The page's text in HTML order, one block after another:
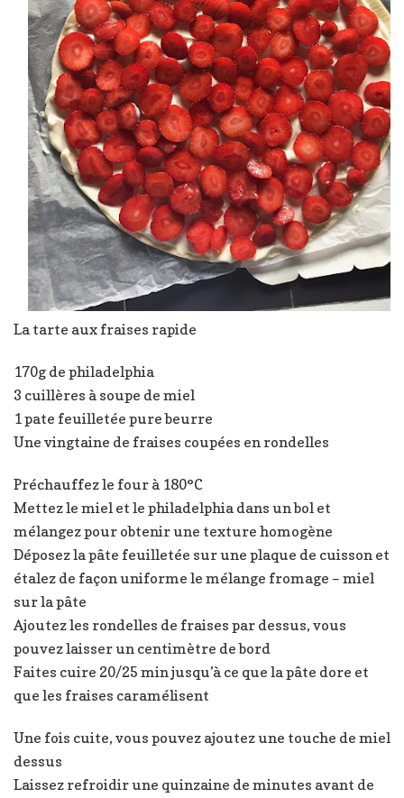
La tarte aux fraises rapide
170g de philadelphia
3 cuillères à soupe de miel
1 pate feuilletée pure beurre
Une vingtaine de fraises coupées en rondelles
Préchauffez le four à 180°C
Mettez le miel et le philadelphia dans un bol et
mélangez pour obtenir une texture homogène
Déposez la pâte feuilletée sur une plaque de cuisson et
étalez de façon uniforme le mélange fromage – miel
sur la pâte
Ajoutez les rondelles de fraises par dessus, vous
pouvez laisser un centimètre de bord
Faites cuire 20/25 min jusqu’à ce que la pâte dore et
que les fraises caramélisent
Une fois cuite, vous pouvez ajoutez une touche de miel
dessus
Laissez refroidir une quinzaine de minutes avant de